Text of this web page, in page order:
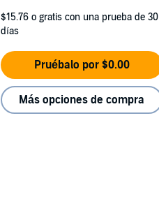
$15.76 o gratis con una prueba de 30
días
Pruébalo por $0.00
Más opciones de compra